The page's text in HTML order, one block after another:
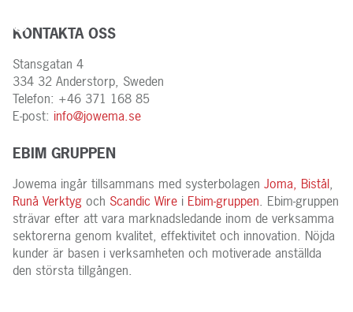
KONTAKTA OSS
Stansgatan 4
334 32 Anderstorp, Sweden
Telefon: +46 371 168 85
E-post: info@jowema.se
EBIM GRUPPEN
Jowema ingår tillsammans med systerbolagen Joma, Bistål,
Runå Verktyg och Scandic Wire i Ebim-gruppen. Ebim-gruppen
strävar efter att vara marknadsledande inom de verksamma
sektorerna genom kvalitet, effektivitet och innovation. Nöjda
kunder är basen i verksamheten och motiverade anställda
den största tillgången.